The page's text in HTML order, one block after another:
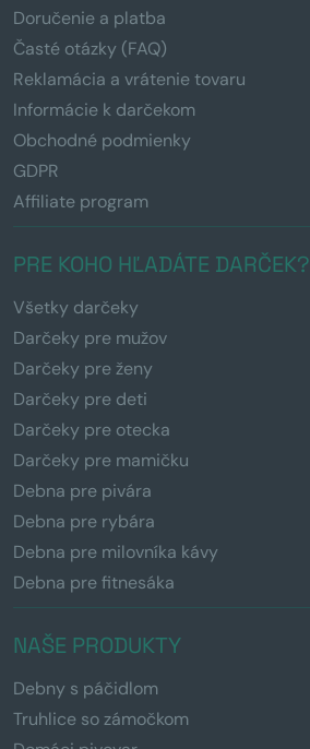
Doručenie a platba
Časté otázky (FAQ)
Reklamácia a vrátenie tovaru
Informácie k darčekom
Obchodné podmienky
GDPR
Affiliate program
PRE KOHO HĽADÁTE DARČEK?
Všetky darčeky
Darčeky pre mužov
Darčeky pre ženy
Darčeky pre deti
Darčeky pre otecka
Darčeky pre mamičku
Debna pre pivára
Debna pre rybára
Debna pre milovníka kávy
Debna pre fitnesáka
NAŠE PRODUKTY
Debny s páčidlom
Truhlice so zámočkom